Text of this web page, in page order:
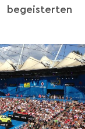
begeisterten